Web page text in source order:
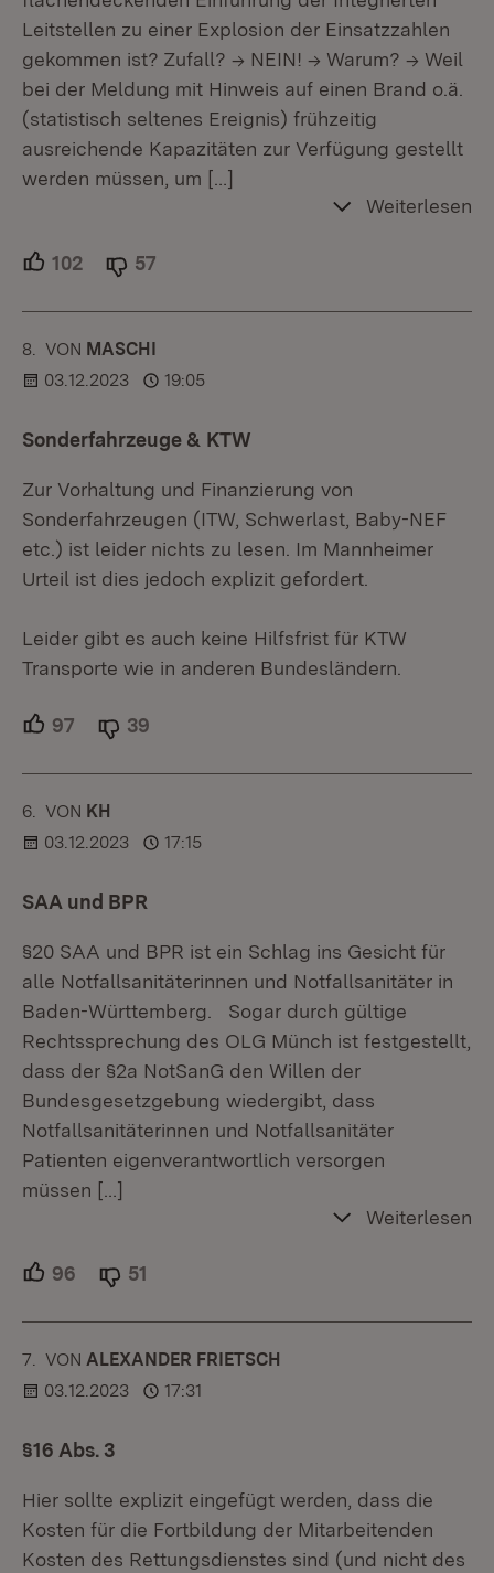
Leitstellen zu einer Explosion der Einsatzzahlen
gekommen ist? Zufall? -> NEIN! -> Warum? -> Weil
bei der Meldung mit Hinweis auf einen Brand o.ä.
(statistisch seltenes Ereignis) frühzeitig
ausreichende Kapazitäten zur Verfügung gestellt
werden müssen, um […]
Weiterlesen
102 Unterstützer.
57
8. KOMMENTAR
VON :MASCHI
03.12.2023
19:05
Sonderfahrzeuge & KTW
Zur Vorhaltung und Finanzierung von
Sonderfahrzeugen (ITW, Schwerlast, Baby-NEF
etc.) ist leider nichts zu lesen. Im Mannheimer
Urteil ist dies jedoch explizit gefordert.
Leider gibt es auch keine Hilfsfrist für KTW
Transporte wie in anderen Bundesländern.
97 Unterstützer.
39
6. KOMMENTAR
VON :KH
03.12.2023
17:15
SAA und BPR
§20 SAA und BPR ist ein Schlag ins Gesicht für
alle Notfallsanitäterinnen und Notfallsanitäter in
Baden-Württemberg. Sogar durch gültige
Rechtssprechung des OLG Münch ist festgestellt,
dass der §2a NotSanG den Willen der
Bundesgesetzgebung wiedergibt, dass
Notfallsanitäterinnen und Notfallsanitäter
Patienten eigenverantwortlich versorgen
müssen […]
Weiterlesen
96 Unterstützer.
51
7. KOMMENTAR
VON :ALEXANDER FRIETSCH
03.12.2023
17:31
§16 Abs. 3
Hier sollte explizit eingefügt werden, dass die
Kosten für die Fortbildung der Mitarbeitenden
Kosten des Rettungsdienstes sind (und nicht des